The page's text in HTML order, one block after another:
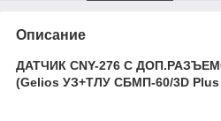
Описание
ДАТЧИК CNY-276 С
(Gelios УЗ+ТЛУ СБМП-60/3D